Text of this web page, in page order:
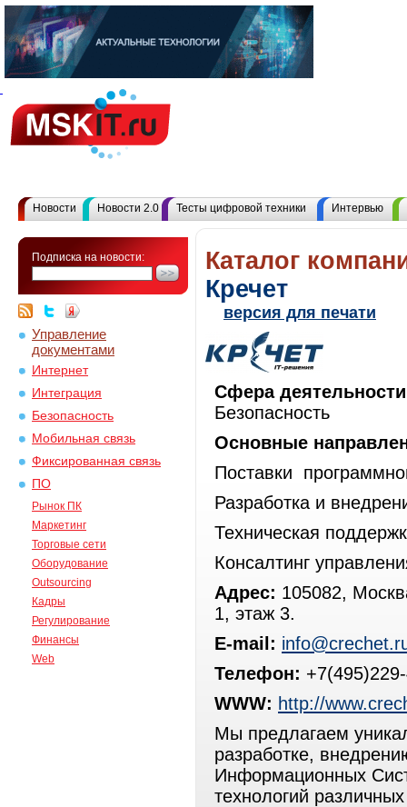
Новости Новости 2.0 Тесты цифровой техники Интервью
Подписка на новости:
Управление
документами
Интернет
Интеграция
Безопасность
Мобильная связь
Фиксированная связь
ПО
Рынок ПК
Маркетинг
Торговые сети
Оборудование
Outsourcing
Кадры
Регулирование
Финансы
Web
Каталог
Кречет
версия для печати
Сфера
Безопасность
Основные
Поставки
Разработка и
Техническая
Консалтинг
Адрес: 105082,
1, этаж 3.
E-mail:
Телефон:
WWW: http://
Мы предлагаем
разработке,
Информационных
технологий